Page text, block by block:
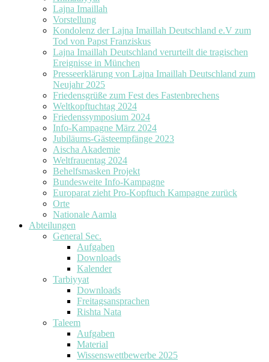
Lajna Imaillah
Vorstellung
Kondolenz der Lajna Imaillah Deutschland e.V zum
Tod von Papst Franziskus
Lajna Imaillah Deutschland verurteilt die tragischen
Ereignisse in München
Presseerklärung von Lajna Imaillah Deutschland zum
Neujahr 2025
Friedensgrüße zum Fest des Fastenbrechens
Weltkopftuchtag 2024
Friedenssymposium 2024
Info-Kampagne März 2024
Jubiläums-Gästeempfänge 2023
Aischa Akademie
Weltfrauentag 2024
Behelfsmasken Projekt
Bundesweite Info-Kampagne
Europarat zieht Pro-Kopftuch Kampagne zurück
Orte
Nationale Aamla
Abteilungen
General Sec.
Aufgaben
Downloads
Kalender
Tarbiyyat
Downloads
Freitagsansprachen
Rishta Nata
Taleem
Aufgaben
Material
Wissenswettbewerbe 2025